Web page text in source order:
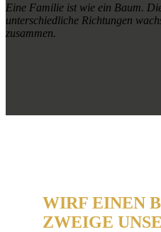
Eine Familie ist wie ein Baum.
unterschiedliche Richtungen
zusammen.
WIRF EINEN
ZWEIGE